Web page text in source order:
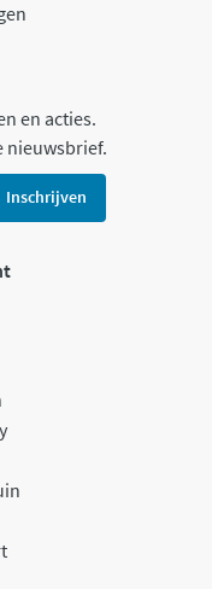
en acties.
nieuwsbrief.
Inschrijven